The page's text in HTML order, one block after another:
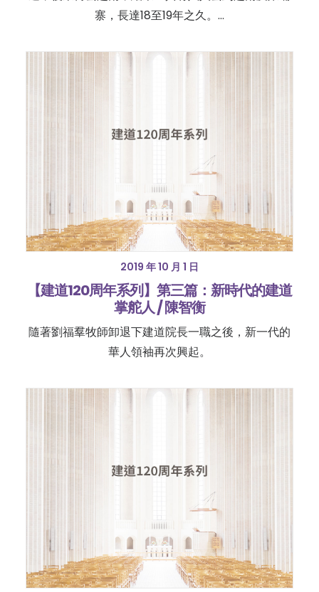
寨，長達18至19年之久。…
2019 年 10 月 1 日
【建道120周年系列】第三篇：新時代的建道
掌舵人 / 陳智衡
隨著劉福羣牧師卸退下建道院長一職之後，新一代的
華人領袖再次興起。